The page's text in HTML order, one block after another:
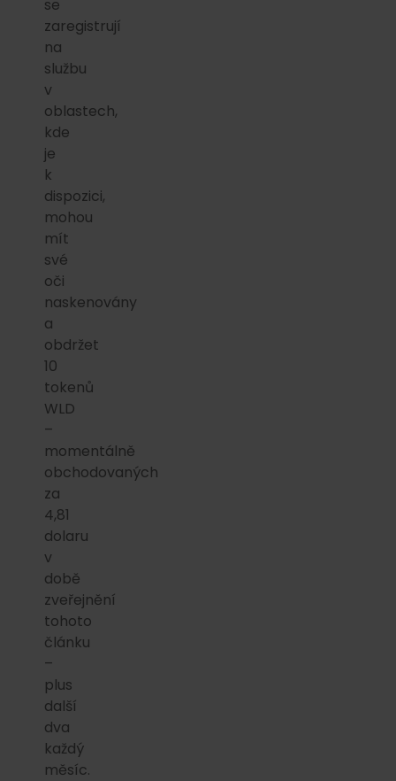
se
zaregistrují
na
službu
v
oblastech,
kde
je
k
dispozici,
mohou
mít
své
oči
naskenovány
a
obdržet
10
tokenů
WLD
–
momentálně
obchodovaných
za
4,81
dolaru
v
době
zveřejnění
tohoto
článku
–
plus
další
dva
každý
měsíc.